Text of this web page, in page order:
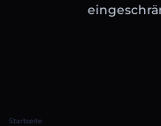
Startseite